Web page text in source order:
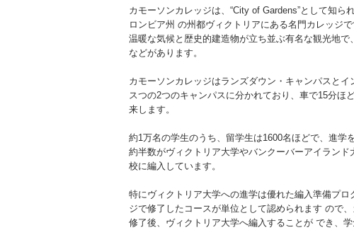
カモーソンカレッジは、“City of Gardens”として知ら
ロンビア州 の州都ヴィクトリアにある名門カレッジ
温暖な気候と歴史的建造物が立ち並ぶ有名な観光地で
などがあります。
カモーソンカレッジはランズダウン・キャンパスと
スつの2つのキャンパスに分かれており、車で15分ほ
来します。
約1万名の学生のうち、留学生は1600名ほどで、進学
約半数がヴィクトリア大学やバンクーバーアイランド
校に編入しています。
特にヴィクトリア大学への進学は優れた編入準備プロ
ジで修了したコースが単位として認められます ので
修了後、ヴィクトリア大学へ編入することが でき、